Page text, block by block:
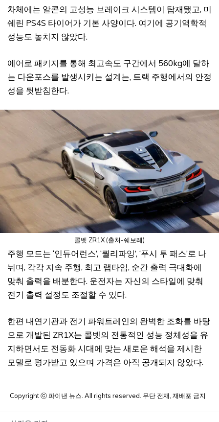
차체에는 알콘의 고성능 브레이크 시스템이 탑재됐고, 미
쉐린 PS4S 타이어가 기본 사양이다. 여기에 공기역학적
성능도 놓치지 않았다.
에어로 패키지를 통해 최고속도 구간에서 560kg에 달하
는 다운포스를 발생시키는 설계는, 트랙 주행에서의 안정
성을 뒷받침한다.
콜벳 ZR1X (출처-쉐보레)
주행 모드는 ‘인듀어런스’, ‘퀄리파잉’, ‘푸시 투 패스’로 나
뉘며, 각각 지속 주행, 최고 랩타임, 순간 출력 극대화에
맞춰 출력을 배분한다. 운전자는 자신의 스타일에 맞춰
전기 출력 설정도 조절할 수 있다.
한편 내연기관과 전기 파워트레인의 완벽한 조화를 바탕
으로 개발된 ZR1X는 콜벳의 전통적인 성능 정체성을 유
지하면서도 전동화 시대에 맞는 새로운 해석을 제시한
모델로 평가받고 있으며 가격은 아직 공개되지 않았다.
Copyright ⓒ 파이낸 뉴스. All rights reserved. 무단 전재, 재배포 금지